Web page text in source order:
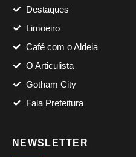
Destaques
Limoeiro
Café com o Aldeia
O Articulista
Gotham City
Fala Prefeitura
NEWSLETTER